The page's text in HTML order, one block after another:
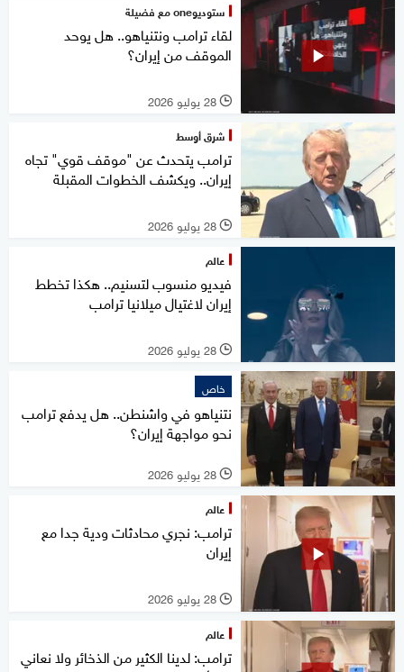
ستوديوone مع فضيلة
لقاء ترامب ونتنياهو.. هل يوحد
الموقف من إيران؟
l 28 يوليو 2026
شرق أوسط
ترامب يتحدث عن "موقف قوي" تجاه
إيران.. ويكشف الخطوات المقبلة
l 28 يوليو 2026
عالم
فيديو منسوب لتسنيم.. هكذا تخطط
إيران لاغتيال ميلانيا ترامب
l 28 يوليو 2026
خاص
نتنياهو في واشنطن.. هل يدفع ترامب
نحو مواجهة إيران؟
l 28 يوليو 2026
عالم
ترامب: نجري محادثات ودية جدا مع
إيران
l 28 يوليو 2026
عالم
ترامب: لدينا الكثير من الذخائر ولا نعاني